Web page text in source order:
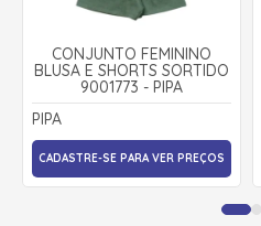
CONJUNTO FEMININO
BLUSA E SHORTS SORTIDO
9001773 - PIPA
PIPA
CADASTRE-SE PARA VER PREÇOS